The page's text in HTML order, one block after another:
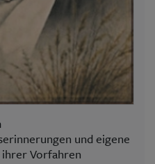
und eigene
Vorfahren